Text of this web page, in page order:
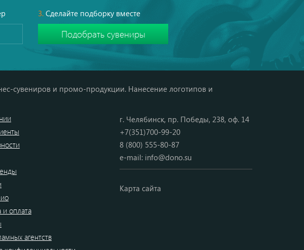
3. Сделайте подборку вместе
сувениров и промо-продукции. Нанесение логотипов и
и оплата
агентств
г. Челябинск, пр. Победы, 238, оф. 14
+7(351)700-99-20
8 (800) 555-80-87
e-mail: info@dono.su
Карта сайта